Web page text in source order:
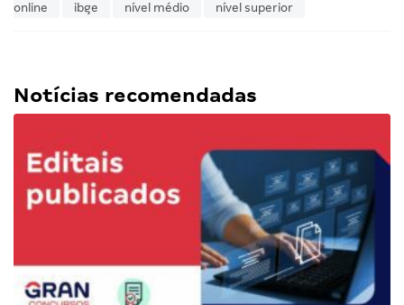
online
ibge nível médio nível superior
Notícias recomendadas